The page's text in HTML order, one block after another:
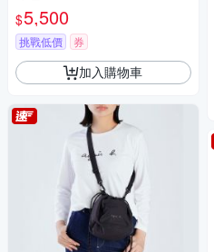
$5,500
挑戰低價 券
加入購物車